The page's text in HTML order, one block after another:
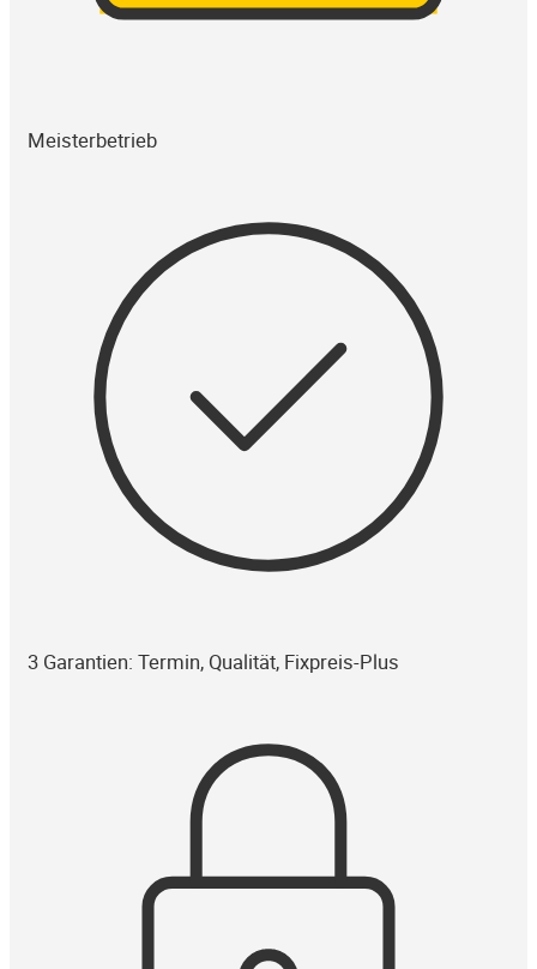
Meisterbetrieb
3 Garantien: Termin, Qualität, Fixpreis-Plus